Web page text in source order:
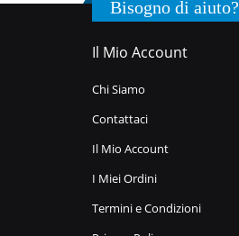
Bisogno di aiuto?
Il Mio Account
Chi Siamo
Contattaci
Il Mio Account
I Miei Ordini
Termini e Condizioni